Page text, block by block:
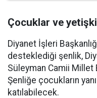
Çocuklar ve
Diyanet İşleri
desteklediği şenlik,
Süleyman Camii
Şenliğe çocukların
katılabilecek.